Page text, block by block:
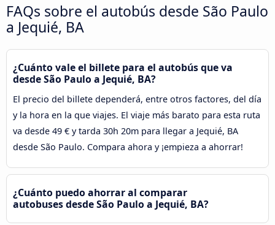
FAQs sobre el autobús desde São Paulo
a Jequié, BA
¿Cuánto vale el billete para el autobús que va
desde São Paulo a Jequié, BA?
El precio del billete dependerá, entre otros factores, del día
y la hora en la que viajes. El viaje más barato para esta ruta
va desde 49 € y tarda 30h 20m para llegar a Jequié, BA
desde São Paulo. Compara ahora y ¡empieza a ahorrar!
¿Cuánto puedo ahorrar al comparar
autobuses desde São Paulo a Jequié, BA?